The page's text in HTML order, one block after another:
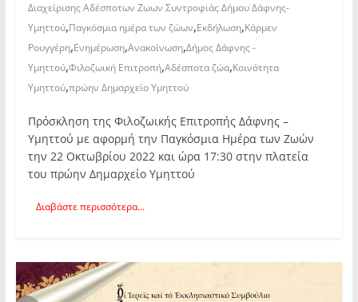
Διαχείρισης Αδέσποτων Ζωων Συντροφιάς Δήμου Δάφνης-
Υμηττού,Παγκόσμια ημέρα των ζώων,Εκδήλωση,Κάρμεν
Ρουγγέρη,Ενημέρωση,Ανακοίνωση,Δήμος Δάφνης -
Υμηττού,Φιλοζωική Επιτροπή,Αδέσποτα ζώα,Κοινότητα
Υμηττού,πρώην Δημαρχείο Υμηττού
Πρόσκληση της Φιλοζωικής Επιτροπής Δάφνης –
Υμηττού με αφορμή την Παγκόσμια Ημέρα των Ζωών
την 22 Οκτωβρίου 2022 και ώρα 17:30 στην πλατεία
του πρώην Δημαρχείο Υμηττού
Διαβάστε περισσότερα...